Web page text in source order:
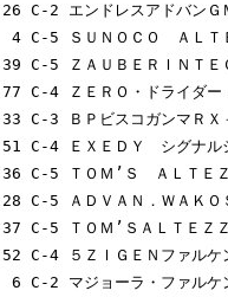
C-2 エンドレスアド
4 C-5 ＳＵＮＯＣＯ
C-5 ＺＡＵＢＥＲ
C-4 ＺＥＲＯ・ド
33 C-3 ＢＰビスコ
C-4 ＥＸＥＤＹ　
C-5 ＴＯＭ’Ｓ　Ａ
C-5 ＡＤＶＡＮ．Ｗ
C-5 ＴＯＭ’ＳＡＬ
C-4 ５ＺＩＧＥＮ
6 C-2 マジョーラ・フ